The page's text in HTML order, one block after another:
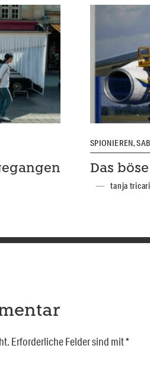
SPIONIEREN,
Das
tanja
Erforderliche Felder sind mit*